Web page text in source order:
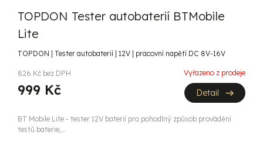
TOPDON Tester autobaterií BTMobile
Lite
TOPDON | Tester autobaterií | 12V | pracovní napětí DC 8V-16V
826 Kč bez DPH
999 Kč
Vyřazeno z prodeje
Detail
BT Mobile Lite - tester 12V baterií pro pohodlný způsob provádění
testů baterie,...